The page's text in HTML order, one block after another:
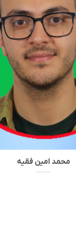
محمد امین فقیه